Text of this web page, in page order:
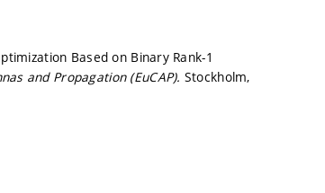
Based on Binary Rank-1
and Propagation (EuCAP). Stockholm,